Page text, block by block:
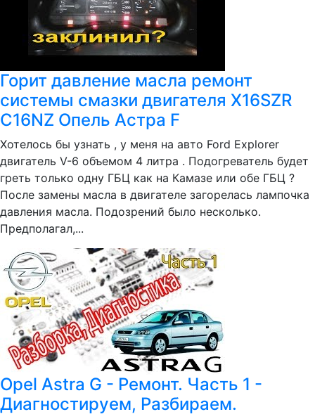
Горит давление масла ремонт
системы смазки двигателя X16SZR
C16NZ Опель Астра F
Хотелось бы узнать , у меня на авто Ford Explorer
двигатель V-6 объемом 4 литра . Подогреватель будет
греть только одну ГБЦ как на Камазе или обе ГБЦ ?
После замены масла в двигателе загорелась лампочка
давления масла. Подозрений было несколько.
Предполагал,...
Opel Astra G - Ремонт. Часть 1 -
Диагностируем, Разбираем.